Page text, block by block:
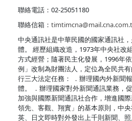
聯絡電話：02-25051180
聯絡信箱：
中央通訊社是中華民國的國家通訊社
體。 經歷組織改造，1973年中央社改
方式經營；隨著民主化發展，1996年
例」改制為財團法人，定位為全民共
行三大法定任務： ．辦理國內外新聞
體。 ．辦理國家對外新聞通訊業務，
加強與國際新聞通訊社合作，增進國際
領先、客觀、翔實」的基本原則，中央
英、日文即時對外發出上千則新聞、